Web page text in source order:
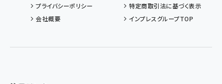
プライバシーポリシー
特定商取引法に基づく表示
会社概要
インプレスグループTOP